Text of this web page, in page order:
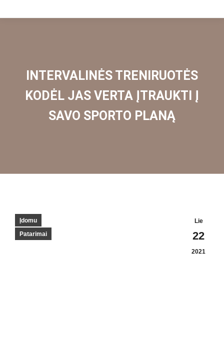
INTERVALINĖS TRENIRUOTĖS
KODĖL JAS VERTA ĮTRAUKTI Į
SAVO SPORTO PLANĄ
Lie
22
2021
Įdomu
Patarimai